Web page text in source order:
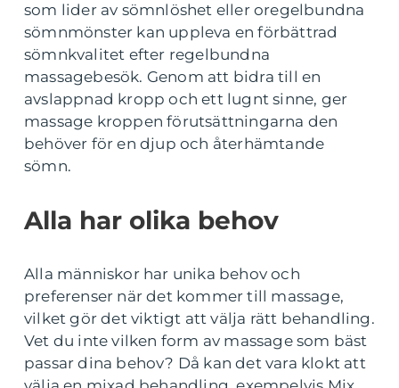
som lider av sömnlöshet eller oregelbundna
sömnmönster kan uppleva en förbättrad
sömnkvalitet efter regelbundna
massagebesök. Genom att bidra till en
avslappnad kropp och ett lugnt sinne, ger
massage kroppen förutsättningarna den
behöver för en djup och återhämtande
sömn.
Alla har olika behov
Alla människor har unika behov och
preferenser när det kommer till massage,
vilket gör det viktigt att välja rätt behandling.
Vet du inte vilken form av massage som bäst
passar dina behov? Då kan det vara klokt att